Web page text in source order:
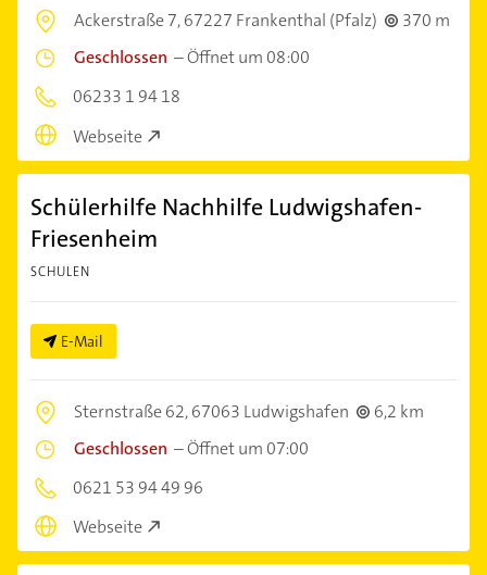
Ackerstraße 7,67227 Frankenthal (Pfalz)
370 m
Geschlossen –Öffnet um 08:00
06233 1 94 18
Webseite
Schülerhilfe Nachhilfe Ludwigshafen-
Friesenheim
SCHULEN
E-Mail
Sternstraße 62,67063 Ludwigshafen
6,2 km
Geschlossen –Öffnet um 07:00
0621 53 94 49 96
Webseite